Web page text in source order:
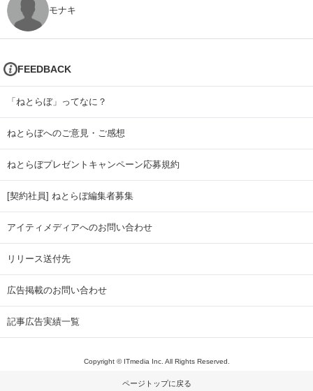
モナキ
FEEDBACK
「ねとらぼ」ってなに？
ねとらぼへのご意見・ご感想
ねとらぼプレゼントキャンペーン応募規約
[契約社員] ねとらぼ編集者募集
アイティメディアへのお問い合わせ
リリース送付先
広告掲載のお問い合わせ
記事広告実績一覧
Copyright © ITmedia Inc. All Rights Reserved.
ページトップに戻る